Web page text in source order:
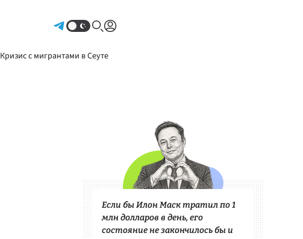
Кризис с мигрантами в Сеуте
Если бы Илон Маск тратил по 1
млн долларов в день, его
состояние не закончилось бы и